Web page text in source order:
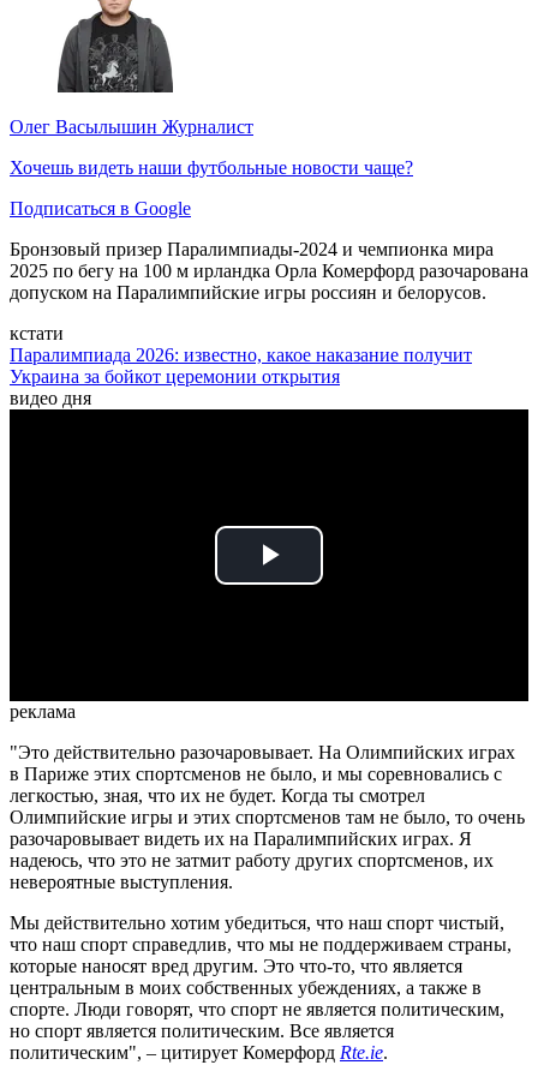
Олег Васылышин Журналист
Хочешь видеть наши футбольные новости чаще?
Подписаться в Google
Бронзовый призер Паралимпиады-2024 и чемпионка мира
2025 по бегу на 100 м ирландка Орла Комерфорд разочарована
допуском на Паралимпийские игры россиян и белорусов.
кстати
Паралимпиада 2026: известно, какое наказание получит
Украина за бойкот церемонии открытия
видео дня
Play
реклама
"Это действительно разочаровывает. На Олимпийских играх
в Париже этих спортсменов не было, и мы соревновались с
легкостью, зная, что их не будет. Когда ты смотрел
Олимпийские игры и этих спортсменов там не было, то очень
разочаровывает видеть их на Паралимпийских играх. Я
надеюсь, что это не затмит работу других спортсменов, их
невероятные выступления.
Мы действительно хотим убедиться, что наш спорт чистый,
что наш спорт справедлив, что мы не поддерживаем страны,
которые наносят вред другим. Это что-то, что является
центральным в моих собственных убеждениях, а также в
спорте. Люди говорят, что спорт не является политическим,
но спорт является политическим. Все является
политическим", – цитирует Комерфорд Rte.ie.